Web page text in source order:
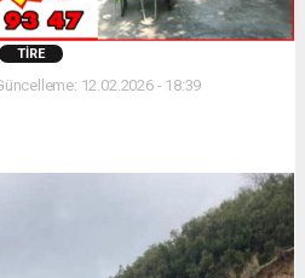
TIRE
12.02.2026 - 18:39